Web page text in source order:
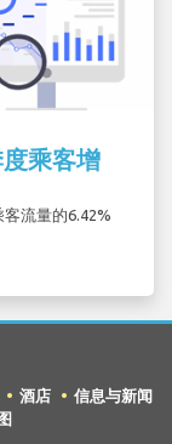
乘客增
流量的6.42%
酒店
信息与新闻